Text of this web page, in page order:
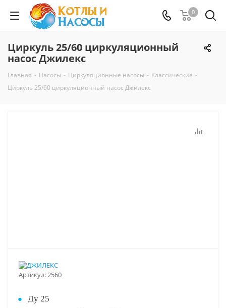
0
Циркуль 25/60 циркуляционный
насос Джилекс
Главная - Насосы - Циркуляционные насосы - Классические -
Циркуль 25/60 циркуляционный насос Джилекс
Артикул:2560
Ду 25